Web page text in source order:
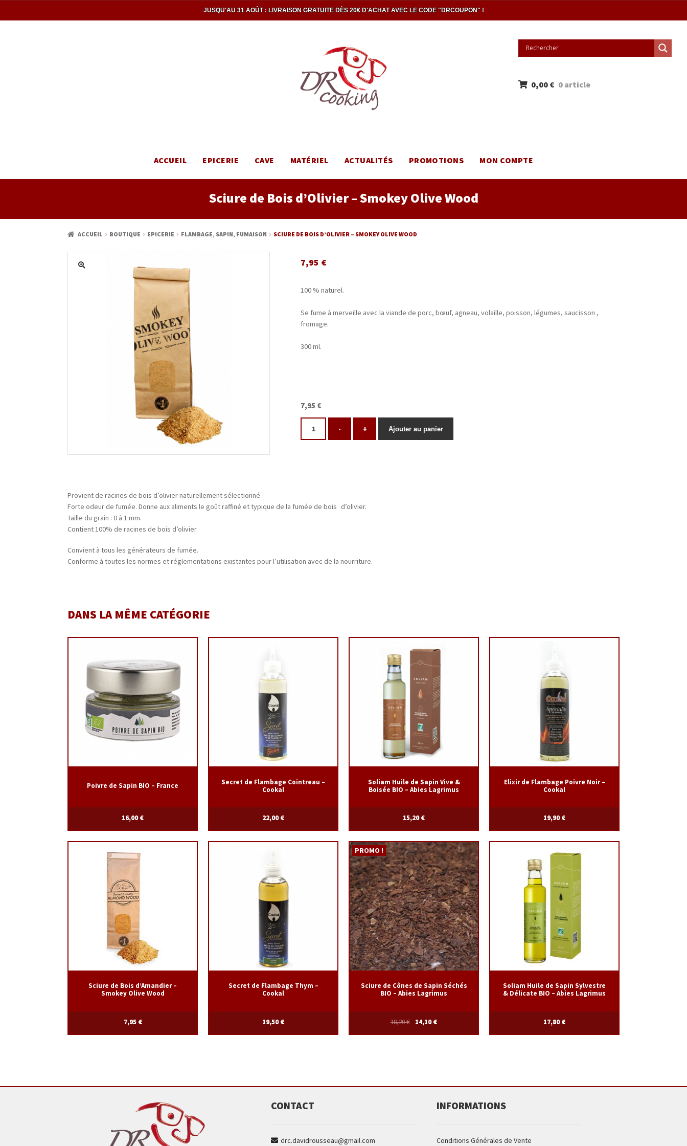
JUSQU'AU 31 AOÛT : LIVRAISON GRATUITE DÈS 20€ D'ACHAT AVEC LE CODE "DRCOUPON" !
ACCUEIL EPICERIE CAVE MATÉRIEL ACTUALITÉS PROMOTIONS MON COMPTE
0,00 € 0 article
Sciure de Bois d’Olivier – Smokey Olive Wood
ACCUEIL BOUTIQUE EPICERIE FLAMBAGE, SAPIN, FUMAISON SCIURE DE BOIS D’OLIVIER – SMOKEY OLIVE WOOD
7,95 €
100 % naturel.
Se fume à merveille avec la viande de porc, bœuf, agneau, volaille, poisson, légumes, saucisson ,
fromage.
300 ml.
7,95 €
- + Ajouter au panier
Provient de racines de bois d’olivier naturellement sélectionné.
Forte odeur de fumée. Donne aux aliments le goût raffiné et typique de la fumée de bois d’olivier.
Taille du grain : 0 à 1 mm.
Contient 100% de racines de bois d’olivier.
Convient à tous les générateurs de fumée.
Conforme à toutes les normes et réglementations existantes pour l’utilisation avec de la nourriture.
DANS LA MÊME CATÉGORIE
Poivre de Sapin BIO – France
16,00€
Secret de Flambage Cointreau –
Cookal
22,00€
Soliam Huile de Sapin Vive &
Boisée BIO – Abies Lagrimus
15,20€
Elixir de Flambage Poivre Noir –
Cookal
19,90€
Sciure de Bois d’Amandier –
Smokey Olive Wood
7,95 €
Secret de Flambage Thym –
Cookal
19,50€
Sciure de Cônes de Sapin Séchés
BIO – Abies Lagrimus
PROMO !
18,20€ 14,10€
Soliam Huile de Sapin Sylvestre
& Délicate BIO – Abies Lagrimus
17,80€
CONTACT
drc.davidrousseau@gmail.com
INFORMATIONS
Conditions Générales de Vente